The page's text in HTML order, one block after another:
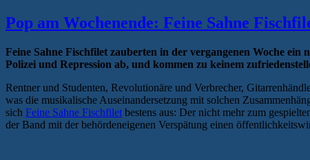
Pop am Wochenende: Feine Sahne
Feine Sahne Fischfilet zauberten in der vergangenen Woche ein
Polizei und Repression ab, und kommen zu keinem
Rentner und Studenten, Revolutionäre und Verbrecher,
was die musikalische Auseinandersetzung mit solchen
sich Feine Sahne Fischfilet bestens aus: Der nicht mehr zum
der Band mit der behördeneigenen Verspätung einen